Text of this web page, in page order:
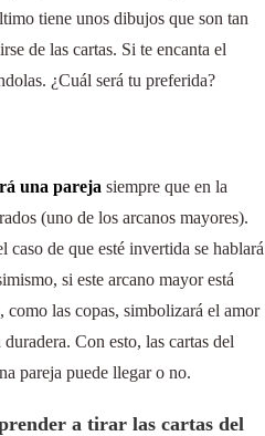
tiene unos dibujos que son tan
de las cartas. Si te encanta el
¿Cuál será tu preferida?
una pareja siempre que en la
(uno de los arcanos mayores).
caso de que esté invertida se hablará
si este arcano mayor está
como las copas, simbolizará el amor
Con esto, las cartas del
pareja puede llegar o no.
a tirar las cartas del